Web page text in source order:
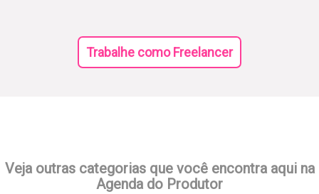
Trabalhe como Freelancer
Veja outras categorias que você encontra aqui na
Agenda do Produtor